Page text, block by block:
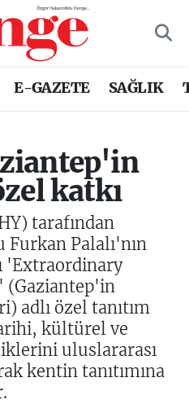
E-GAZETE SAĞLIK
katkı
tarafından
Furkan Palalı'nın
'Extraordinary
(Gaziantep'in
adlı özel tanıtım
kültürel ve
uluslararası
kentin tanıtımına
ve Fikstür